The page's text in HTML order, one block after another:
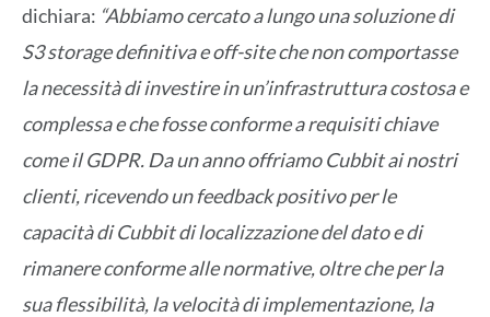
dichiara: “Abbiamo cercato a lungo una soluzione di
S3 storage definitiva e off-site che non comportasse
la necessità di investire in un’infrastruttura costosa e
complessa e che fosse conforme a requisiti chiave
come il GDPR. Da un anno offriamo Cubbit ai nostri
clienti, ricevendo un feedback positivo per le
capacità di Cubbit di localizzazione del dato e di
rimanere conforme alle normative, oltre che per la
sua flessibilità, la velocità di implementazione, la